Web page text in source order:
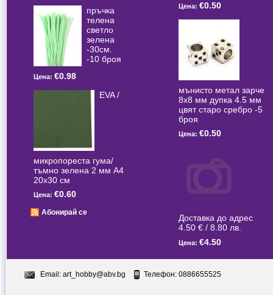
пръчка
телена
светлo
зелена
-30см.
-10 броя
Цена: €0.98
EVA /
микропореста гума/
тъмно зелена 2 мм А4
20x30 см
Цена: €0.60
Абонирай се
Цена: €0.50
мънисто метал зарче
8x8 мм дупка 4.5 мм
цвят старо сребро -5
броя
Цена: €0.50
Доставка до адрес
4.50 € / 8.80 лв.
Цена: €4.50
Email: art_hobby@abv.bg Телефон: 0886655525